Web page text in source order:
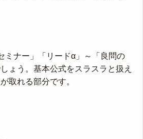
ミナー」「リードα」～「良問の
ょう。基本公式をスラスラと扱え
取れる部分です。